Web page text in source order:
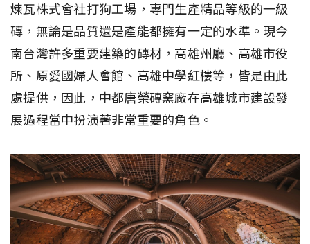
煉瓦株式會社打狗工場，專門生產精品等級的一級
磚，無論是品質還是產能都擁有一定的水準。現今
南台灣許多重要建築的磚材，高雄州廳、高雄市役
所、原愛國婦人會館、高雄中學紅樓等，皆是由此
處提供，因此，中都唐榮磚窯廠在高雄城市建設發
展過程當中扮演著非常重要的角色。